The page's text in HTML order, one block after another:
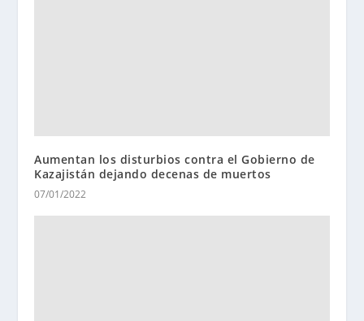
Aumentan los disturbios contra el Gobierno de
Kazajistán dejando decenas de muertos
07/01/2022